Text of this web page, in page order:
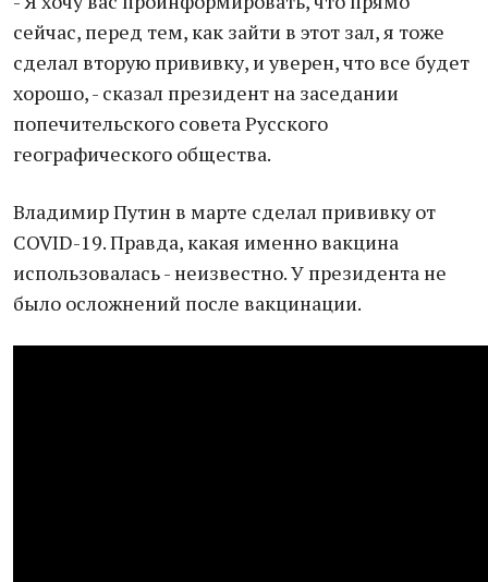
сейчас, перед тем, как зайти в этот зал, я тоже
сделал вторую прививку, и уверен, что все будет
хорошо, - сказал президент на заседании
попечительского совета Русского
географического общества.
Владимир Путин в марте сделал прививку от
COVID-19. Правда, какая именно вакцина
использовалась - неизвестно. У президента не
было осложнений после вакцинации.